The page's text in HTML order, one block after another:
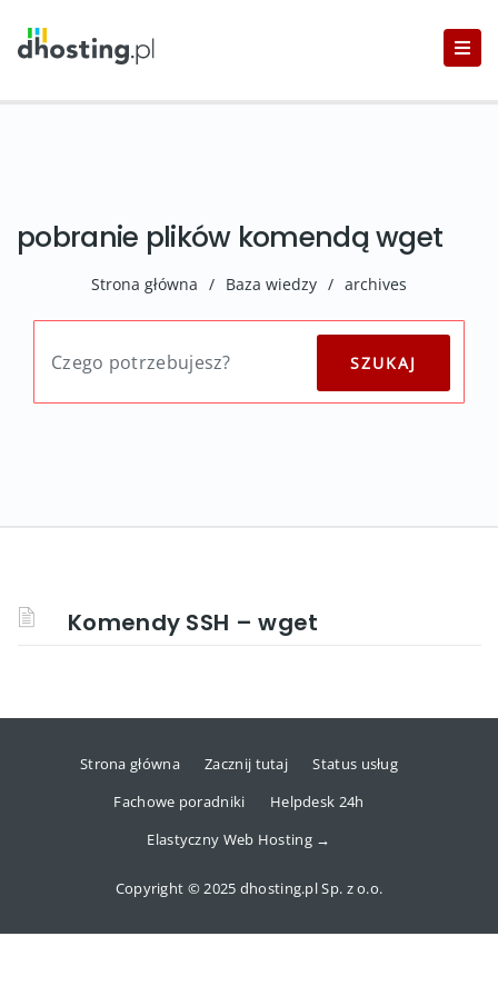
pobranie plików komendą wget
Strona główna / Baza wiedzy / archives
Komendy SSH – wget
Strona główna Zacznij tutaj
Status usług
Fachowe poradniki
Helpdesk 24h
Elastyczny Web Hosting →
Copyright © 2025 dhosting.pl Sp. z o.o.